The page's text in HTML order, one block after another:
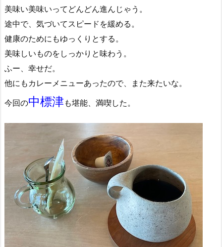
美味い美味いってどんどん進んじゃう。
途中で、気づいてスピードを緩める。
健康のためにもゆっくりとする。
美味しいものをしっかりと味わう。
ふー、幸せだ。
他にもカレーメニューあったので、また来たいな。
今回の中標津も堪能、満喫した。